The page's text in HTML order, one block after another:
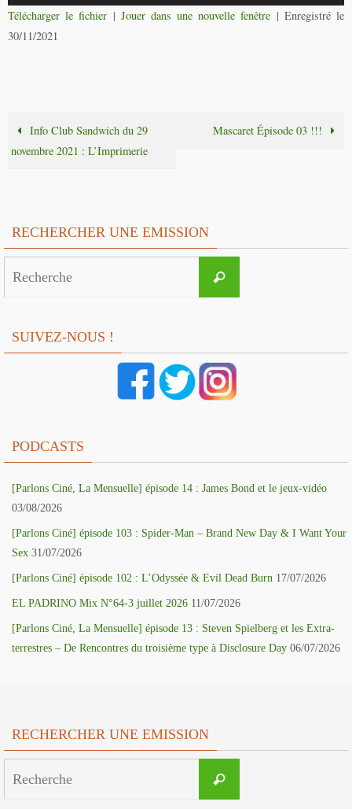
audio
Télécharger le fichier | Jouer dans une nouvelle fenêtre | Enregistré le
30/11/2021
Info Club Sandwich du 29
novembre 2021 : L’Imprimerie
Mascaret Épisode 03 !!!
RECHERCHER UNE EMISSION
Recherche
SUIVEZ-NOUS !
PODCASTS
[Parlons Ciné, La Mensuelle] épisode 14 : James Bond et le jeux-vidéo
03/08/2026
[Parlons Ciné] épisode 103 : Spider-Man – Brand New Day & I Want Your
Sex 31/07/2026
[Parlons Ciné] épisode 102 : L’Odyssée & Evil Dead Burn 17/07/2026
EL PADRINO Mix N°64-3 juillet 2026 11/07/2026
[Parlons Ciné, La Mensuelle] épisode 13 : Steven Spielberg et les Extra-
terrestres – De Rencontres du troisième type à Disclosure Day 06/07/2026
RECHERCHER UNE EMISSION
Recherche